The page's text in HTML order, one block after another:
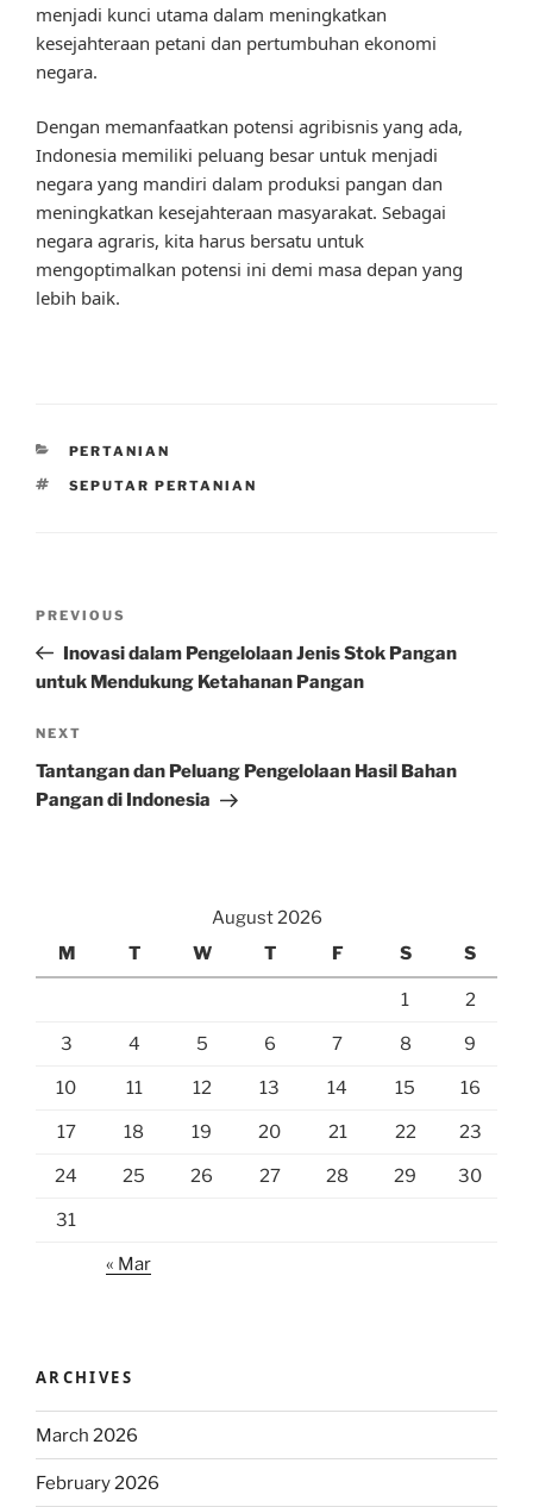
menjadi kunci utama dalam meningkatkan
kesejahteraan petani dan pertumbuhan ekonomi
negara.
Dengan memanfaatkan potensi agribisnis yang ada,
Indonesia memiliki peluang besar untuk menjadi
negara yang mandiri dalam produksi pangan dan
meningkatkan kesejahteraan masyarakat. Sebagai
negara agraris, kita harus bersatu untuk
mengoptimalkan potensi ini demi masa depan yang
lebih baik.
CATEGORIES
PERTANIAN
TAGS
SEPUTAR PERTANIAN
Previous
Post
PREVIOUS
Inovasi dalam Pengelolaan Jenis Stok Pangan
untuk Mendukung Ketahanan Pangan
Next
Post
NEXT
Tantangan dan Peluang Pengelolaan Hasil Bahan
Pangan di Indonesia
August 2026
M
T W T F S S
1 2
3 4 5 6 7 8 9
10 11 12 13 14 15 16
17 18 19 20 21 22 23
24 25 26 27 28 29 30
31
« Mar
ARCHIVES
March 2026
February 2026